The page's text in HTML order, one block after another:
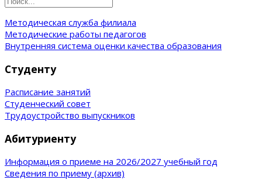
Методическая служба филиала
Методические работы педагогов
Внутренняя система оценки качества образования
Студенту
Расписание занятий
Студенческий совет
Трудоустройство выпускников
Абитуриенту
Информация о приеме на 2026/2027 учебный год
Сведения по приему (архив)